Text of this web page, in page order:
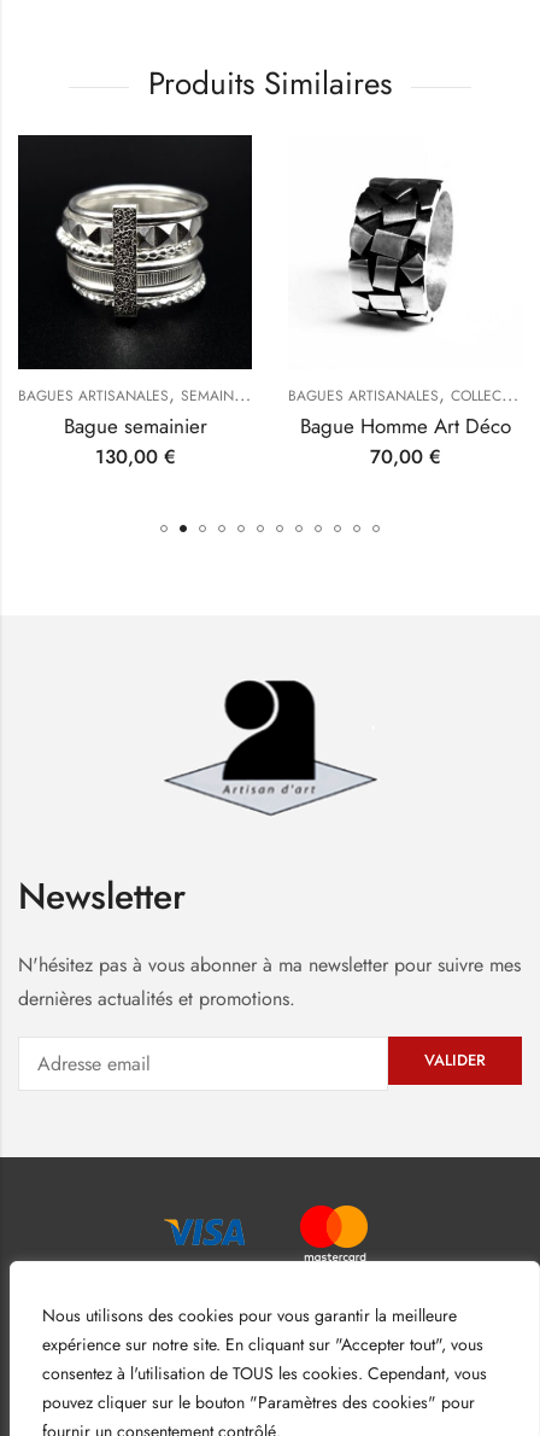
Nous utilisons des cookies pour vous garantir la meilleure
expérience sur notre site. En cliquant sur "Accepter tout", vous
consentez à l'utilisation de TOUS les cookies. Cependant, vous
pouvez cliquer sur le bouton "Paramètres des cookies" pour
fournir un consentement contrôlé.
Produits Similaires
,COLLECTION CUBE,TYPES DE BIJOUX
BAGUES ARTISANALES, SEMAINIERS TYPES DE BIJOUX
Bague semainier
130,00 €
BAGUES ARTISANALES, COLLECTION HOMME
Bague Homme Art Déco
70,00 €
Newsletter
N'hésitez pas à vous abonner à ma newsletter pour suivre mes
dernières actualités et promotions.
Mentions légales– Conditions générales de ventes